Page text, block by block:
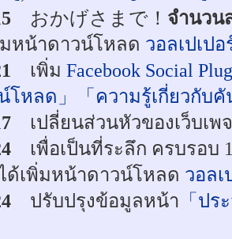
おかげさまで！ จำนวน
หน้าดาวน์โหลด วอลเปเป
เพิ่ม Facebook Social
โหลด」
「ความรู้เกี่ยวกับ
เปลี่ยนส่วนหัวของเว็บเพ
เพื่อเป็นที่ระลึก ครบรอบ
ด้เพิ่มหน้าดาวน์โหลด วอล
ปรับปรุงข้อมูลหน้า 「ปร